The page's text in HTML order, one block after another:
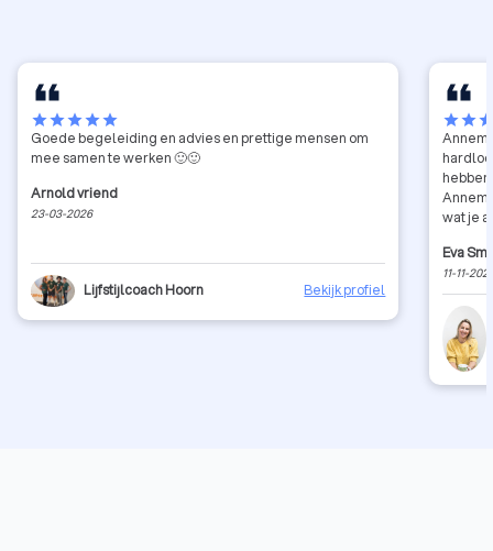
starstarstarstarstar
Goede begeleiding en advies en prettige mensen om
mee samen te werken 🙂🙂
Arnold vriend
23-03-2026
Lijfstijlcoach Hoorn Bekijk profiel
starstar
wat je
Eva
11-11-